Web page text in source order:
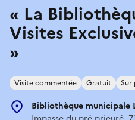
« La
Visites
»
Visite commentée Gratuit Sur
Bibliothèque municipale